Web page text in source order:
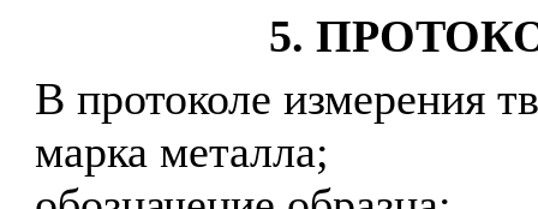
5.
В протоколе измерения
марка металла;